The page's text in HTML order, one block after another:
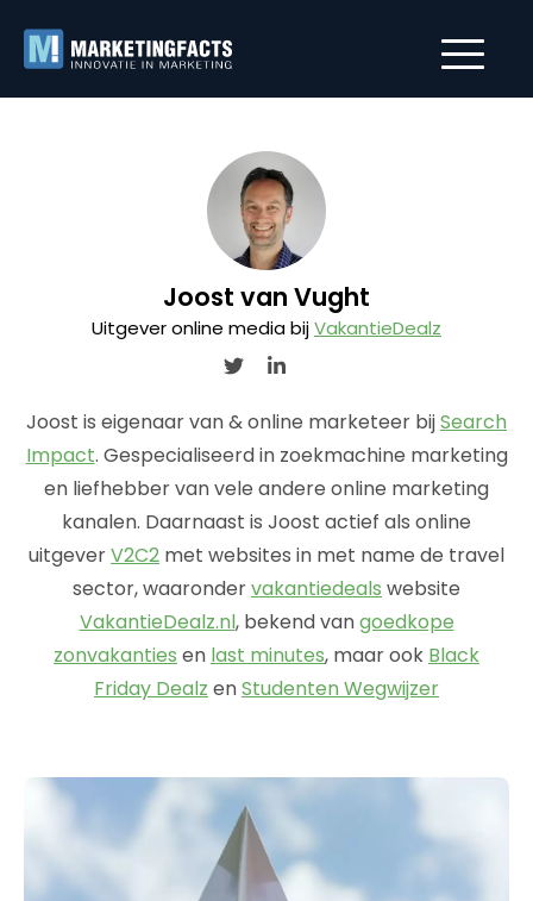
Joost van Vught
Uitgever online media bijVakantieDealz
Joost is eigenaar van & online marketeer bijSearch
Impact. Gespecialiseerd in zoekmachine marketing
en liefhebber van vele andere online marketing
kanalen. Daarnaast is Joost actief als online
uitgeverV2C2 met websites in met name de travel
sector, waarondervakantiedeals website
VakantieDealz.nl, bekend vangoedkope
zonvakanties en last minutes, maar ook Black
Friday Dealz enStudenten Wegwijzer